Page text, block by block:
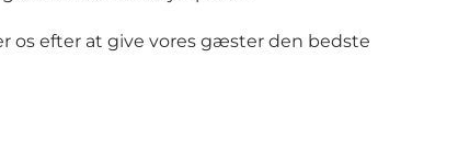
os efter at give vores gæster den bedste